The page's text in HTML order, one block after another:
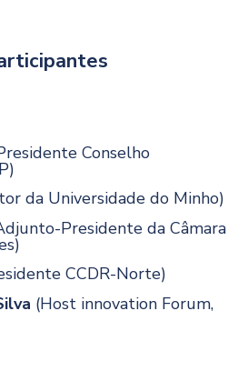
Conselho
da Universidade do Minho)
Presidente da Câmara
CCDR-Norte)
(Host innovation Forum,